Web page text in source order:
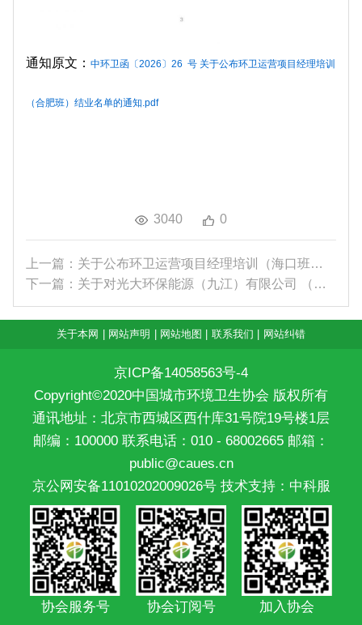
通知原文：中环卫函〔2026〕26 号 关于公布环卫运营项目经理培训
（合肥班）结业名单的通知.pdf
3040 0
上一篇：关于公布环卫运营项目经理培训（海口班）结...
下一篇：关于对光大环保能源（九江）有限公司 （九...
关于本网 网站声明 网站地图 联系我们 网站纠错
京ICP备14058563号-4
Copyright©2020中国城市环境卫生协会 版权所有
通讯地址：北京市西城区西什库31号院19号楼1层
邮编：100000 联系电话：010 - 68002665 邮箱：
public@caues.cn
京公网安备11010202009026号 技术支持：中科服
协会服务号 协会订阅号 加入协会